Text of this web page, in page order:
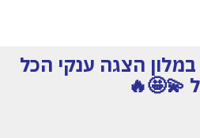
הצגה ענקי הכל
💫🤩🔥